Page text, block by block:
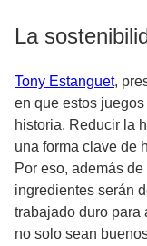
La
Tony Estanguet,
en que estos
historia. Reducir la
una forma clave de
Por eso, además
ingredientes serán
trabajado duro para
no solo sean